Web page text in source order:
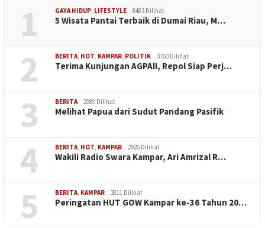
1 GAYA HIDUP, LIFESTYLE 8483 Dilihat
5 Wisata Pantai Terbaik di Dumai Riau, M…
2 BERITA, HOT, KAMPAR, POLITIK 3760 Dilihat
Terima Kunjungan AGPAII, Repol Siap Perj…
3 BERITA 2989 Dilihat
Melihat Papua dari Sudut Pandang Pasifik
4 BERITA, HOT, KAMPAR 2926 Dilihat
Wakili Radio Swara Kampar, Ari Amrizal R…
5 BERITA, KAMPAR 2811 Dilihat
Peringatan HUT GOW Kampar ke-36 Tahun 20…